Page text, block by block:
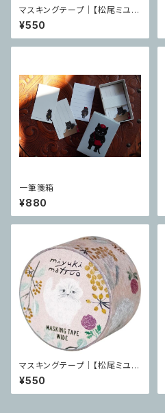
マスキングテープ｜【松尾ミユ
キ】 cat 25mm Repos
¥550
一筆箋箱
¥880
マスキングテープ｜【松尾ミユ
キ】 cat 25mm Minette
¥550